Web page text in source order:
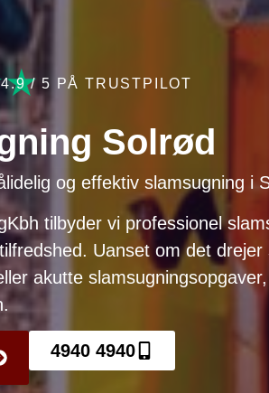
4.9 / 5 PÅ TRUSTPILOT
Solrød
og effektiv slamsugning i
tilbyder vi professionel
Uanset om det
akutte
4940 4940